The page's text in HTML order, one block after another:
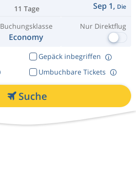
11 Tage Sep 1, Die
Buchungsklasse
Economy
Nur Direktflug
Gepäck inbegriffen
Umbuchbare Tickets
Suche